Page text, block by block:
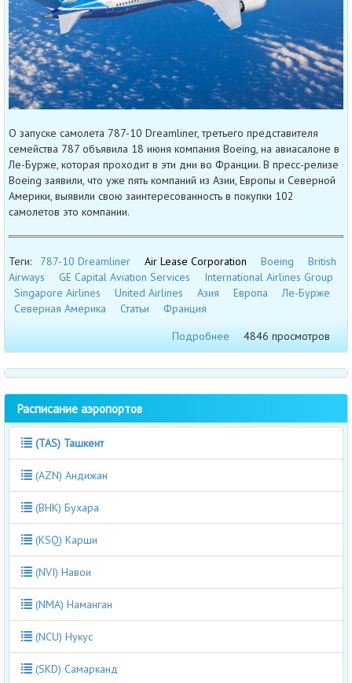
О запуске самолета 787-10 Dreamliner, третьего представителя
семейства 787 объявила 18 июня компания Boeing, на авиасалоне в
Ле-Бурже, которая проходит в эти дни во Франции. В пресс-релизе
Boeing заявили, что уже пять компаний из Азии, Европы и Северной
Америки, выявили свою заинтересованность в покупки 102
самолетов это компании.
Теги: 787-10 Dreamliner Air Lease Corporation Boeing
British
Airways
GE Capital Aviation Services
International Airlines Group
Singapore Airlines
United Airlines Азия Европа
Ле-Бурже
Северная Америка
Статьи
Франция
Подробнее
4846 просмотров
Расписание аэропортов
(TAS) Ташкент
(AZN) Андижан
(BHK) Бухара
(KSQ) Карши
(NVI) Навои
(NMA) Наманган
(NCU) Нукус
(SKD) Самарканд